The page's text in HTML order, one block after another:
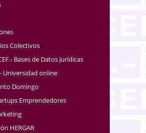
Colectivos
Bases de Datos Jurídicas
Universidad online
Domingo
Emprendedores
HERGAR